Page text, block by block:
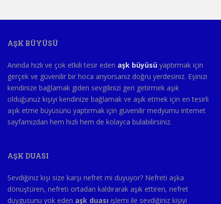
AŞK BÜYÜSÜ
Anında hızlı ve çok etkili tesir eden aşk büyüsü yaptırmak için
gerçek ve güvenilir bir hoca arıyorsanız doğru yerdesiniz. Eşinizi
kendinize bağlamak giden sevgilinizi geri getirmek aşık
olduğunuz kişiyi kendinize bağlamak ve aşık etmek için en tesirli
aşık etme büyüsünü yaptırmak için güvenilir medyumu internet
sayfamızdan hem hızlı hem de kolayca bulabilirsiniz.
AŞK DUASI
Sevdiğiniz kişi size karşı nefret mi duyuyor? Nefreti aşka
dönüştüren, nefreti ortadan kaldırarak aşık ettiren, nefret
duygusunu yok eden aşk duası işlemi ile sevdiğiniz kişiyi